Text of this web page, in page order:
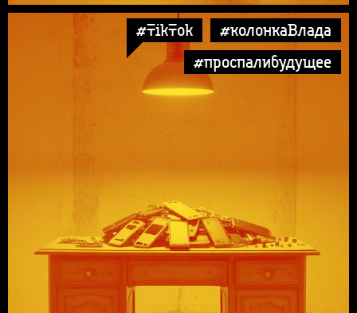
#TikTok
#колонкаВлада
#проспалибудущее